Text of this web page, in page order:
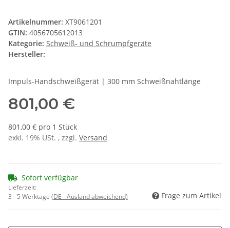
Artikelnummer: XT9061201
GTIN: 4056705612013
Kategorie: Schweiß- und Schrumpfgeräte
Hersteller:
Impuls-Handschweißgerät | 300 mm Schweißnahtlänge
801,00 €
801,00 € pro 1 Stück
exkl. 19% USt. , zzgl. Versand
Sofort verfügbar
Lieferzeit:
3 - 5 Werktage (DE - Ausland abweichend) Frage zum Artikel